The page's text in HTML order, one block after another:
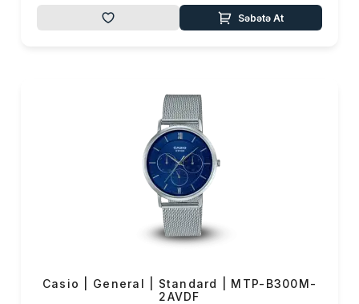
Səbətə At
Casio | General | Standard | MTP-B300M-
2AVDF